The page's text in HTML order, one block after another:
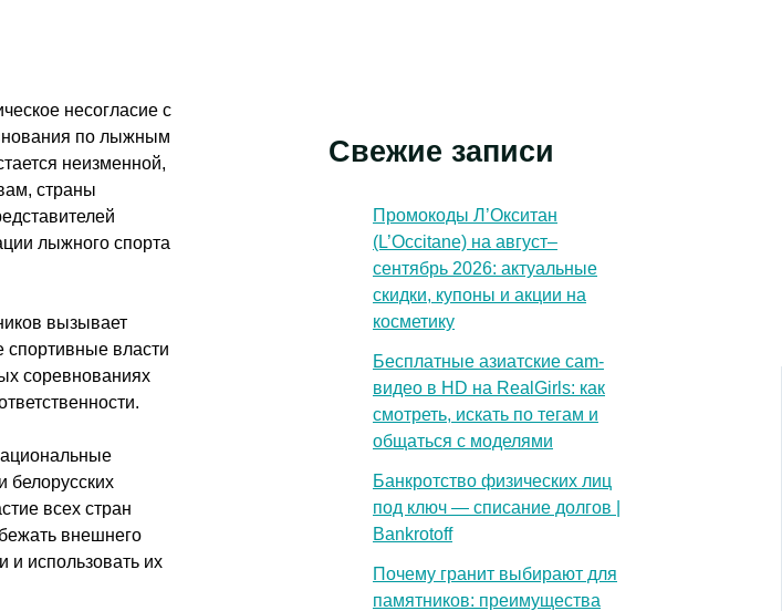
несогласие с
по лыжным
неизменной,
страны
лыжного спорта
вызывает
спортивные власти
соревнованиях
белорусских
всех стран
внешнего
и использовать их
Свежие записи
Промокоды Л’Окситан
(L’Occitane) на август–
сентябрь 2026: актуальные
скидки, купоны и акции на
косметику
Бесплатные азиатские cam-
видео в HD на RealGirls: как
смотреть, искать по тегам и
общаться с моделями
Банкротство физических лиц
под ключ — списание долгов |
Bankrotoff
Почему гранит выбирают для
памятников: преимущества